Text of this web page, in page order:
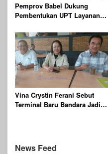
Pemprov Babel Dukung
Pembentukan UPT Layanan
Daerah
Vina Crystin Ferani Sebut
Terminal Baru Bandara Jadi
News Feed